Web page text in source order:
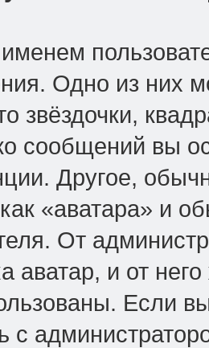
Одно из них
звёздочки,
сообщений вы
Другое,
«аватара» и
От
аватар, и от
Если
с